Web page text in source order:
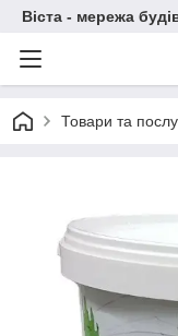
Віста - мережа
Товари та